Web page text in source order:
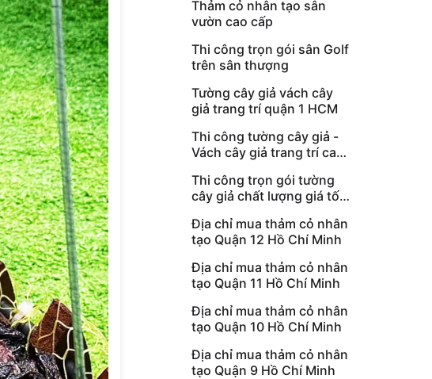
Thảm cỏ nhân tạo sân
vườn cao cấp
Thi công trọn gói sân Golf
trên sân thượng
Tường cây giả vách cây
giả trang trí quận 1 HCM
Thi công tường cây giả -
Vách cây giả trang trí cao
Thi công trọn gói tường
cây giả chất lượng giá tốt
Địa chỉ mua thảm cỏ nhân
tạo Quận 12 Hồ Chí Minh
Địa chỉ mua thảm cỏ nhân
tạo Quận 11 Hồ Chí Minh
Địa chỉ mua thảm cỏ nhân
tạo Quận 10 Hồ Chí Minh
Địa chỉ mua thảm cỏ nhân
tạo Quận 9 Hồ Chí Minh